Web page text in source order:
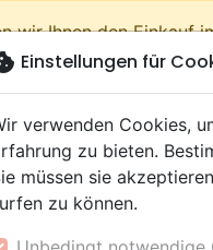
wir Ihnen den Einkauf
Neuheiten
Einstellungen für
verwenden Cookies,
zu bieten.
müssen sie
zu können.